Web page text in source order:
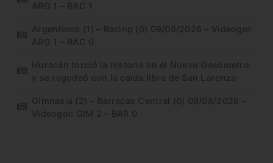
ARG 1 – RAC 1
Argentinos (1) – Racing (0) 09/08/2026 – Videogol:
ARG 1 – RAC 0
Huracán torció la historia en el Nuevo Gasómetro
y se regodeó con la caída libre de San Lorenzo
Gimnasia (2) – Barracas Central (0) 09/08/2026 –
Videogol: GIM 2 – BAR 0